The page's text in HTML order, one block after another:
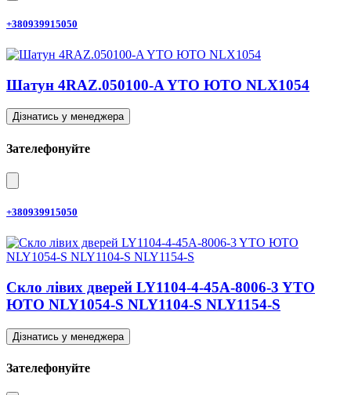
+380939915050
Шатун 4RAZ.050100-A YTO ЮТО NLX1054
Дізнатись у менеджера
Зателефонуйте
+380939915050
Скло лівих дверей LY1104-4-45A-8006-3 YTO
ЮТО NLY1054-S NLY1104-S NLY1154-S
Дізнатись у менеджера
Зателефонуйте